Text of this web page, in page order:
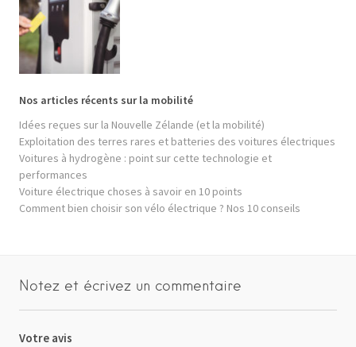
Nos articles récents sur la mobilité
Idées reçues sur la Nouvelle Zélande (et la mobilité)
Exploitation des terres rares et batteries des voitures électriques
Voitures à hydrogène : point sur cette technologie et
performances
Voiture électrique choses à savoir en 10 points
Comment bien choisir son vélo électrique ? Nos 10 conseils
Notez et écrivez un commentaire
Votre avis